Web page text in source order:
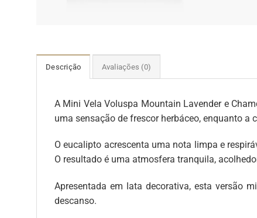
Descrição Avaliações (0)
A Mini Vela Voluspa Mountain Lavender e
uma sensação de frescor herbáceo, enquanto
O eucalipto acrescenta uma nota limpa e
O resultado é uma atmosfera tranquila,
Apresentada em lata decorativa, esta versão
descanso.